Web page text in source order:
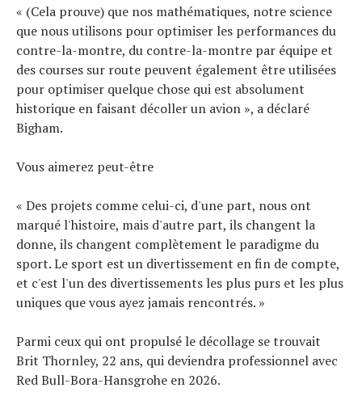
« (Cela prouve) que nos mathématiques, notre science
que nous utilisons pour optimiser les performances du
contre-la-montre, du contre-la-montre par équipe et
des courses sur route peuvent également être utilisées
pour optimiser quelque chose qui est absolument
historique en faisant décoller un avion », a déclaré
Bigham.
Vous aimerez peut-être
« Des projets comme celui-ci, d'une part, nous ont
marqué l'histoire, mais d'autre part, ils changent la
donne, ils changent complètement le paradigme du
sport. Le sport est un divertissement en fin de compte,
et c'est l'un des divertissements les plus purs et les plus
uniques que vous ayez jamais rencontrés. »
Parmi ceux qui ont propulsé le décollage se trouvait
Brit Thornley, 22 ans, qui deviendra professionnel avec
Red Bull-Bora-Hansgrohe en 2026.